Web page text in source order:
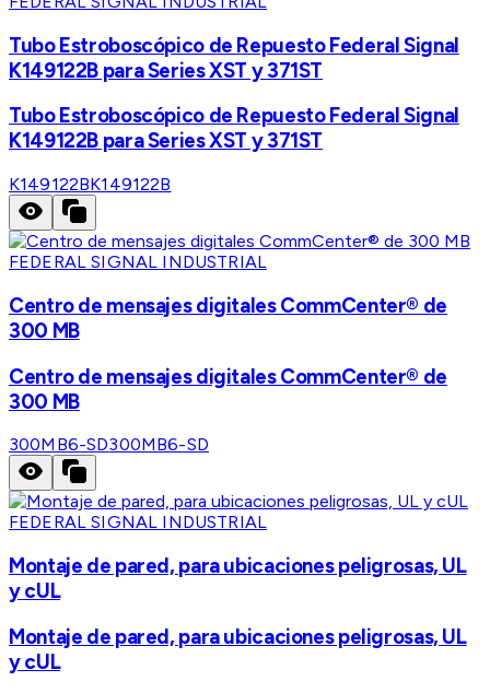
Tubo Estroboscópico de Repuesto Federal Signal
K149122B para Series XST y 371ST
Tubo Estroboscópico de Repuesto Federal Signal
K149122B para Series XST y 371ST
K149122BK149122B
FEDERAL SIGNAL INDUSTRIAL
Centro de mensajes digitales CommCenter® de
300 MB
Centro de mensajes digitales CommCenter® de
300 MB
300MB6-SD300MB6-SD
FEDERAL SIGNAL INDUSTRIAL
Montaje de pared, para ubicaciones peligrosas, UL
y cUL
Montaje de pared, para ubicaciones peligrosas, UL
y cUL